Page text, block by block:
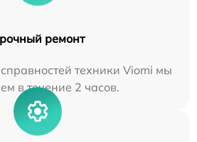
ремонт
техники Viomi мы
в течение 2 часов.